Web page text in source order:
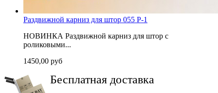
Раздвижной карниз для штор 055 P-1
НОВИНКА Раздвижной карниз для штор с
роликовыми...
1450,00 руб
Бесплатная доставка